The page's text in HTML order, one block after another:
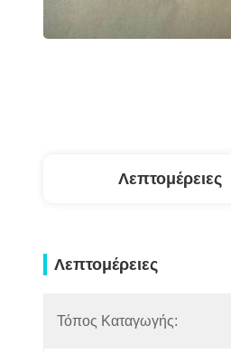
Λεπτομέρειες
Λεπτομέρειες
Τόπος Καταγωγής: